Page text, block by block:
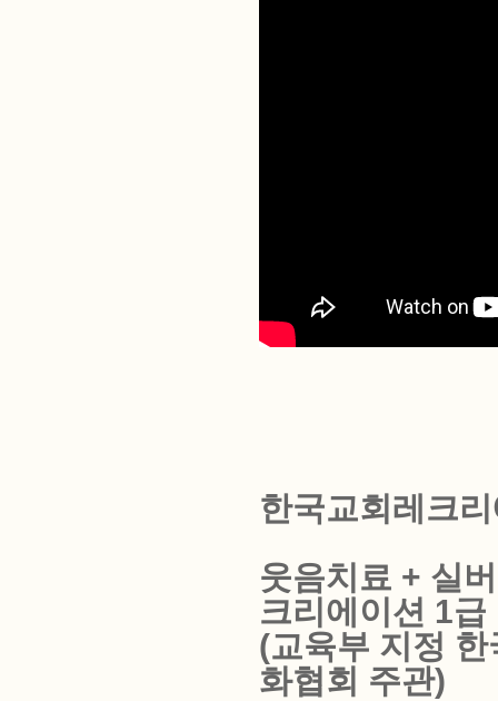
한국교회레크
웃음치료 + 실
크리에이션 1
(교육부 지정
화협회 주관)